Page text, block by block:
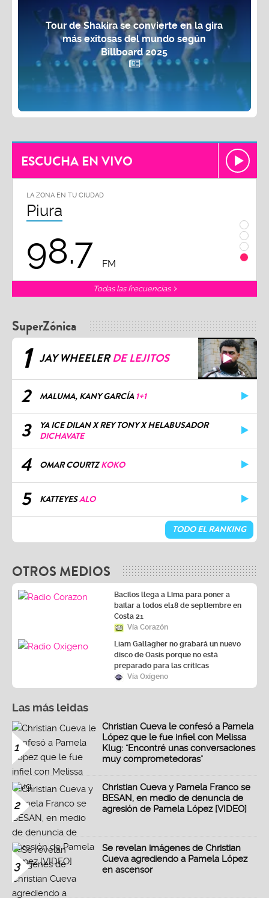
Tour de Shakira se convierte en la gira
más exitosas del mundo según
Billboard 2025
ESCUCHA EN VIVO
LA ZONA EN TU CIUDAD
Piura
98.7 FM
Todas las frecuencias
SuperZónica
1 JAY WHEELERDE LEJITOS
2 MALUMA, KANY GARCÍA 1+1
3
YA ICE DILAN X REY TONY X HELABUSADOR
DICHAVATE
4 OMAR COURTZKOKO
5 KATTEYESALO
TODO EL RANKING
OTROS MEDIOS
Bacilos llega a Lima para poner a
bailar a todos el18 de septiembre en
Costa 21
Vía Corazón
Liam Gallagher no grabará un nuevo
disco de Oasis porque no está
preparado para las críticas
Vía Oxígeno
Las más leidas
1
Christian Cueva le confesó a Pamela
López que le fue infiel con Melissa
Klug: "Encontré unas conversaciones
muy comprometedoras"
2
Christian Cueva y Pamela Franco se
BESAN, en medio de denuncia de
agresión de Pamela López [VIDEO]
3
Se revelan imágenes de Christian
Cueva agrediendo a Pamela López
en ascensor